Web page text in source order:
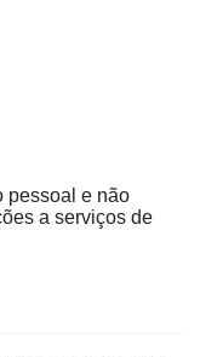
pessoal e não
a serviços de